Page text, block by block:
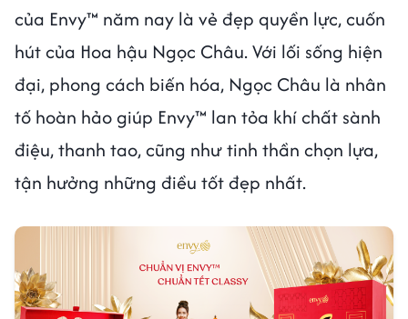
của Envy™ năm nay là vẻ đẹp quyền lực, cuốn
hút của Hoa hậu Ngọc Châu. Với lối sống hiện
đại, phong cách biến hóa, Ngọc Châu là nhân
tố hoàn hảo giúp Envy™ lan tỏa khí chất sành
điệu, thanh tao, cũng như tinh thần chọn lựa,
tận hưởng những điều tốt đẹp nhất.